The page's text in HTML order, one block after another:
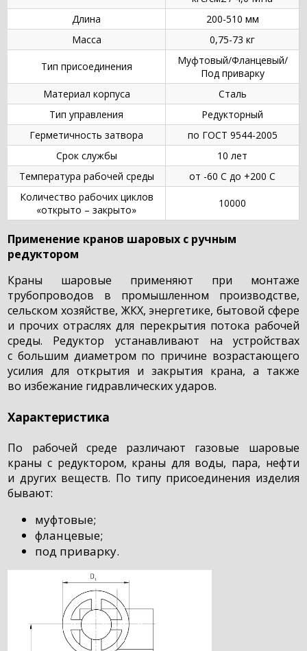
Длина
200-510 мм
Масса
0,75-73 кг
Тип присоединения
Муфтовый/Фланцевый/
Под приварку
Материал корпуса
Сталь
Тип управления
Редукторный
Герметичность затвора
по ГОСТ 9544-2005
Срок службы
10 лет
Температура рабочей среды
от -60 С до +200 С
Количество рабочих циклов
«открыто – закрыто»
10000
Применение кранов шаровых с ручным
редуктором
Краны шаровые применяют при монтаже
трубопроводов в промышленном производстве,
сельском хозяйстве, ЖКХ, энергетике, бытовой сфере
и прочих отраслях для перекрытия потока рабочей
среды. Редуктор устанавливают на устройствах
с большим диаметром по причине возрастающего
усилия для открытия и закрытия крана, а также
во избежание гидравлических ударов.
Характеристика
По рабочей среде различают газовые шаровые
краны с редуктором, краны для воды, пара, нефти
и других веществ. По типу присоединения изделия
бывают:
муфтовые;
фланцевые;
под приварку.